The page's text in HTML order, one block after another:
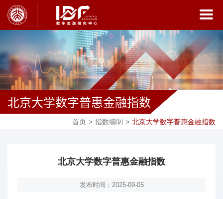
北京大学数字普惠金融指数
首页 > 指数编制 > 北京大学数字普惠金融指数
北京大学数字普惠金融指数
发布时间：2025-09-05